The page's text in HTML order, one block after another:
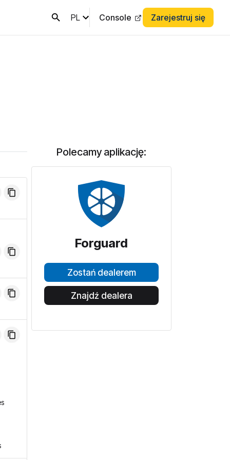
PL Console Zarejestruj się
Polecamy aplikację:
Forguard
Zostań dealerem
Znajdź dealera